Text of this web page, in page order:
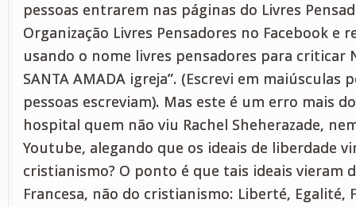
pessoas entrarem nas páginas do Livres
Organização Livres Pensadores no Facebook e
usando o nome livres pensadores para criticar
SANTA AMADA igreja”. (Escrevi em maiúsculas
pessoas escreviam). Mas este é um erro mais
hospital quem não viu Rachel Sheherazade,
Youtube, alegando que os ideais de liberdade
cristianismo? O ponto é que tais ideais vieram
Francesa, não do cristianismo: Liberté, Egalité,